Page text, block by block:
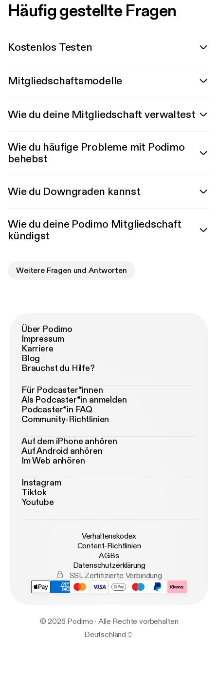
Häufig gestellte Fragen
Kostenlos Testen
Mitgliedschaftsmodelle
Wie du deine Mitgliedschaft verwaltest
Wie du häufige Probleme mit Podimo
behebst
Wie du Downgraden kannst
Wie du deine Podimo Mitgliedschaft
kündigst
Weitere Fragen und Antworten
Über Podimo
Impressum
Karriere
Blog
Brauchst du Hilfe?
Für Podcaster*innen
Als Podcaster*in anmelden
Podcaster*in FAQ
Community-Richtlinien
Auf dem iPhone anhören
Auf Android anhören
Im Web anhören
Instagram
Tiktok
Youtube
Verhaltenskodex
Content-Richtlinien
AGBs
Datenschutzerklärung
SSL Zertifizierte Verbindung
© 2026 Podimo · Alle Rechte vorbehalten
Deutschland